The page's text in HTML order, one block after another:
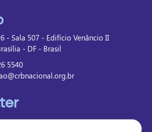
- Sala 507 - Edifício Venâncio II
- DF - Brasil
5540